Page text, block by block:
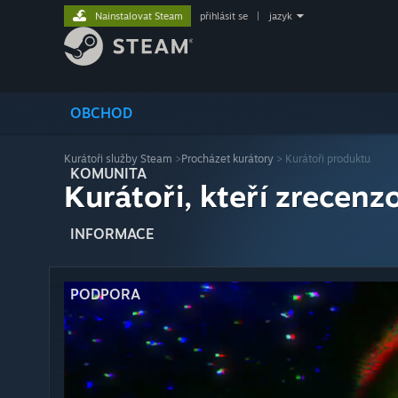
OBCHOD
KOMUNITA
INFORMACE
PODPORA
Nainstalovat Steam přihlásit se jazyk
Kurátoři služby Steam >Procházet kurátory > Kurátoři produktu
Kurátoři, kteří